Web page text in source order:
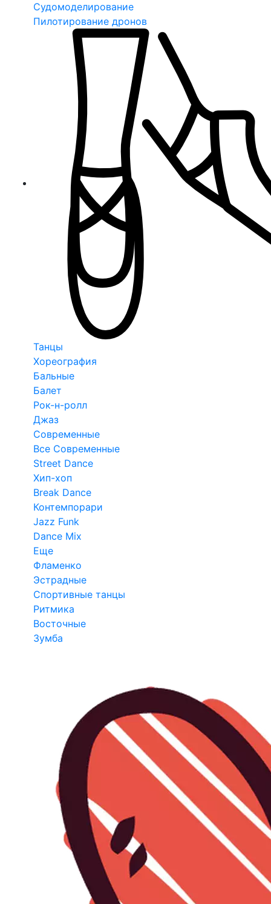
Судомоделирование
Пилотирование дронов
Танцы
Хореография
Бальные
Балет
Рок-н-ролл
Джаз
Современные
Все Современные
Street Dance
Хип-хоп
Break Dance
Контемпорари
Jazz Funk
Dance Mix
Еще
Фламенко
Эстрадные
Спортивные танцы
Ритмика
Восточные
Зумба